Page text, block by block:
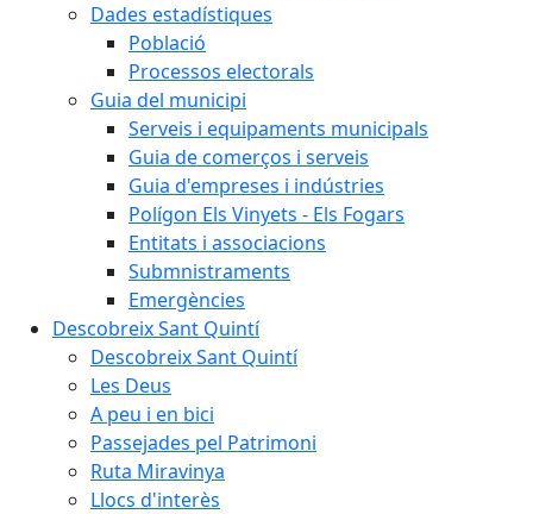
Dades estadístiques
Població
Processos electorals
Guia del municipi
Serveis i equipaments municipals
Guia de comerços i serveis
Guia d'empreses i indústries
Polígon Els Vinyets - Els Fogars
Entitats i associacions
Submnistraments
Emergències
Descobreix Sant Quintí
Descobreix Sant Quintí
Les Deus
A peu i en bici
Passejades pel Patrimoni
Ruta Miravinya
Llocs d'interès